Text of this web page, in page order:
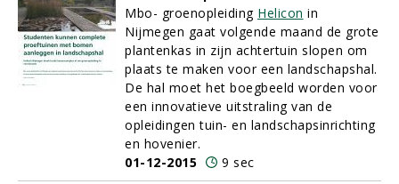
Mbo- groenopleiding Helicon in
Nijmegen gaat volgende maand de grote
plantenkas in zijn achtertuin slopen om
plaats te maken voor een landschapshal.
De hal moet het boegbeeld worden voor
een innovatieve uitstraling van de
opleidingen tuin- en landschapsinrichting
en hovenier.
01-12-2015
9 sec